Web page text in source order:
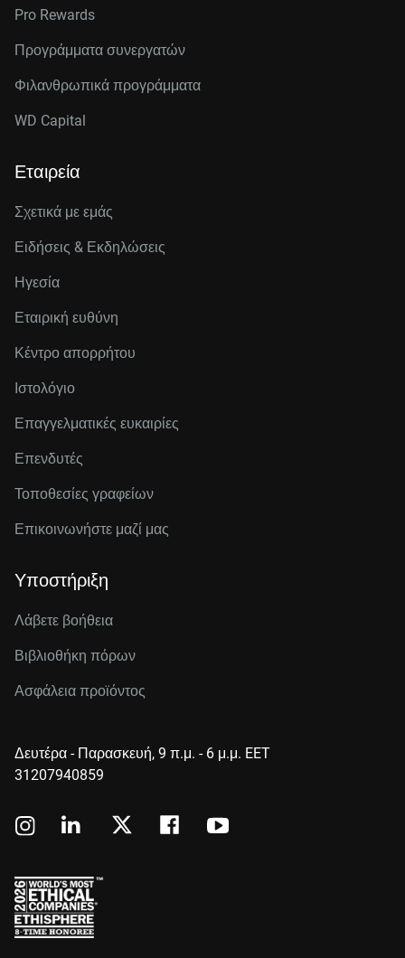
Pro Rewards
Προγράμματα συνεργατών
Φιλανθρωπικά προγράμματα
WD Capital
Εταιρεία
Σχετικά με εμάς
Ειδήσεις & Εκδηλώσεις
Ηγεσία
Εταιρική ευθύνη
Κέντρο απορρήτου
Ιστολόγιο
Επαγγελματικές ευκαιρίες
Επενδυτές
Τοποθεσίες γραφείων
Επικοινωνήστε μαζί μας
Υποστήριξη
Λάβετε βοήθεια
Βιβλιοθήκη πόρων
Ασφάλεια προϊόντος
Δευτέρα - Παρασκευή, 9 π.μ. - 6 μ.μ. EET
31207940859